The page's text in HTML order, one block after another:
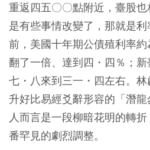
重返四五〇〇點附近，臺股
是有些事情改變了，那就是
前，美國十年期公債殖利率
翻了一倍、達到四・四％；
七・八來到三一・四左右。
升好比易經爻辭形容的「潛
人而言是一段柳暗花明的轉
番罕見的劇烈調整。